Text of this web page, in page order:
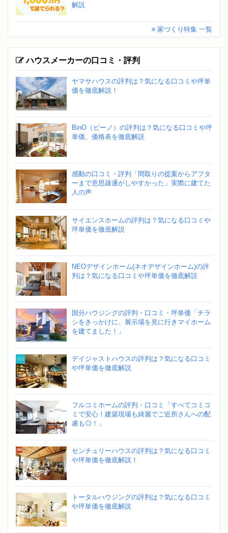
解説
家づくり特集 一覧
ハウスメーカーの口コミ・評判
ヤマサハウスの評判は？気になる口コミや坪単
価を徹底解説！
BinO（ビーノ）の評判は？気になる口コミや坪
単価、価格表を徹底解説
感動の口コミ・評判「間取りの提案からアフタ
ーまで意思疎通がしやすかった」実際に建てた
人の声
サイエンスホームの評判は？気になる口コミや
坪単価を徹底解説
NEOデザインホーム(ネオデザインホーム)の評
判は？気になる口コミや坪単価を徹底解説
国分ハウジングの評判・口コミ・坪単価「チラ
シをきっかけに、展示場を見に行きマイホーム
を建てました！」
デイジャストハウスの評判は？気になる口コミ
や坪単価を徹底解説
フルコミホームの評判・口コミ「すべてコミコ
ミで安心！建築現場も綺麗でご近所さんへの配
慮も◎！」
センチュリーハウスの評判は？気になる口コミ
や坪単価を徹底解説！
トータルハウジングの評判は？気になる口コミ
や坪単価を徹底解説